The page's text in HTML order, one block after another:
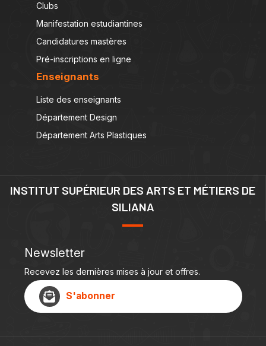
Clubs
Manifestation estudiantines
Candidatures mastères
Pré-inscriptions en ligne
Enseignants
Liste des enseignants
Département Design
Département Arts Plastiques
INSTITUT SUPÉRIEUR DES ARTS ET MÉTIERS DE
SILIANA
Newsletter
Recevez les dernières mises à jour et offres.
S'abonner